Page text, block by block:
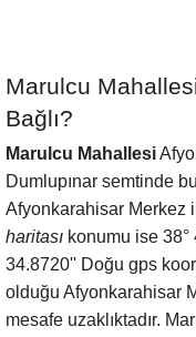
Marulcu
Bağlı?
Marulcu Mahallesi
Dumlupınar semtinde
Afyonkarahisar Merkez
haritası konumu ise
34.8720'' Doğu gps
olduğu Afyonkarahisar
mesafe uzaklıktadır.